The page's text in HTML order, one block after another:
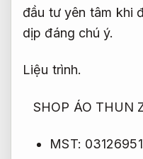
đầu tư yên tâm khi
dịp đáng chú ý.
Liệu trình.
SHOP ÁO THUN
MST: